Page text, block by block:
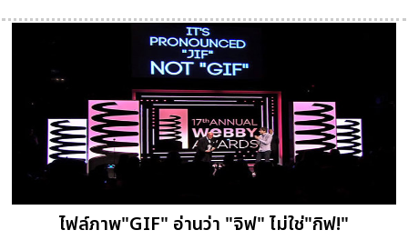
ไฟล์ภาพ"GIF" อ่านว่า "จิฟ" ไม่ใช่"กิฟ!"